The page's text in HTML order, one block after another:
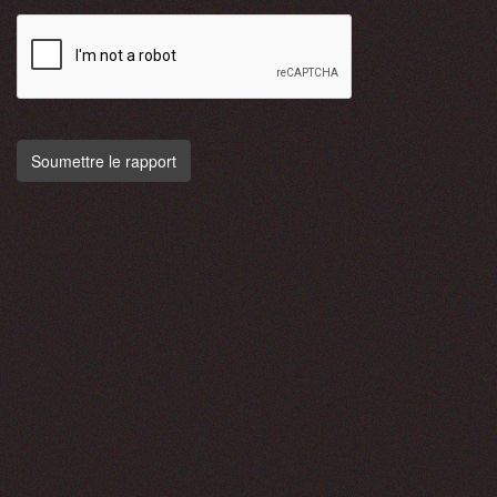
Soumettre le rapport